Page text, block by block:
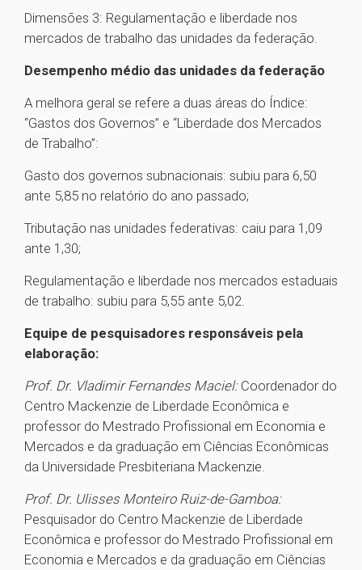
Dimensões 3: Regulamentação e liberdade nos
mercados de trabalho das unidades da federação.
Desempenho médio das unidades da federação
A melhora geral se refere a duas áreas do Índice:
“Gastos dos Governos” e “Liberdade dos Mercados
de Trabalho”:
Gasto dos governos subnacionais: subiu para 6,50
ante 5,85 no relatório do ano passado;
Tributação nas unidades federativas: caiu para 1,09
ante 1,30;
Regulamentação e liberdade nos mercados estaduais
de trabalho: subiu para 5,55 ante 5,02.
Equipe de pesquisadores responsáveis pela
elaboração:
Prof. Dr. Vladimir Fernandes Maciel:Coordenador do
Centro Mackenzie de Liberdade Econômica e
professor do Mestrado Profissional em Economia e
Mercados e da graduação em Ciências Econômicas
da Universidade Presbiteriana Mackenzie.
Prof. Dr. Ulisses Monteiro Ruiz-de-Gamboa:
Pesquisador do Centro Mackenzie de Liberdade
Econômica e professor do Mestrado Profissional em
Economia e Mercados e da graduação em Ciências